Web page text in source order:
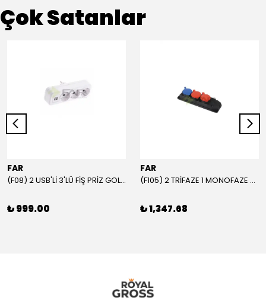
Çok Satanlar
FAR
(F08) 2 USB'Lİ 3'LÜ FİŞ PRİZ GOLYAT
₺ 999.00
FAR
(F105) 2 TRİFAZE 1 MONOFAZE GRUP PRİZ
₺ 1,347.68